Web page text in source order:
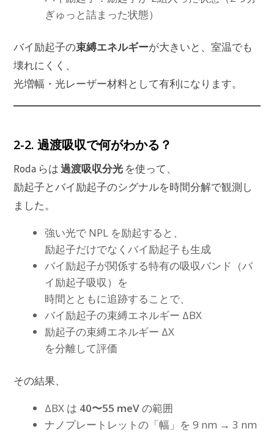
ぎゅっと詰まった状態）
バイ励起子の束縛エネルギーが大きいと、室温でも
壊れにくく、
光増幅・光レーザー材料として有利になります。
2-2. 過渡吸収で何がわかる？
Roda らは過渡吸収分光 を使って、
励起子とバイ励起子のシグナルを時間分解で観測し
ました。
強い光で NPL を励起すると、
励起子だけでなくバイ励起子も生成
バイ励起子が関係する特有の吸収バンド（バ
イ励起子吸収）を
時間とともに追跡することで、
バイ励起子の束縛エネルギー ΔBX
励起子の束縛エネルギー ΔX
を分離して評価
その結果、
ΔBX は 40〜55 meVの範囲
ナノプレートレットの「幅」を 9 nm → 3 nm